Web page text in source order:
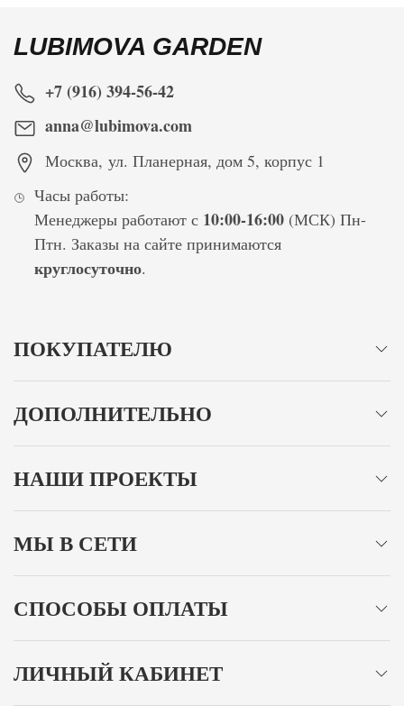
LUBIMOVA GARDEN
+7 (916) 394-56-42
anna@lubimova.com
Москва, ул. Планерная, дом 5, корпус 1
Часы работы:
Менеджеры работают с 10:00-16:00(МСК) Пн-
Птн. Заказы на сайте принимаются
круглосуточно.
ПОКУПАТЕЛЮ
ДОПОЛНИТЕЛЬНО
НАШИ ПРОЕКТЫ
МЫ В СЕТИ
СПОСОБЫ ОПЛАТЫ
ЛИЧНЫЙ КАБИНЕТ